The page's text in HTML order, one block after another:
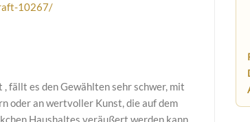
10267/
fällt es den Gewählten sehr schwer, mit
oder an wertvoller Kunst, die auf dem
Haushaltes veräußert werden kann,